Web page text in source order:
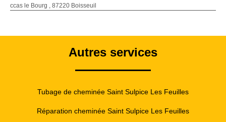
ccas le Bourg , 87220 Boisseuil
Autres services
Tubage de cheminée Saint Sulpice Les Feuilles
Réparation cheminée Saint Sulpice Les Feuilles